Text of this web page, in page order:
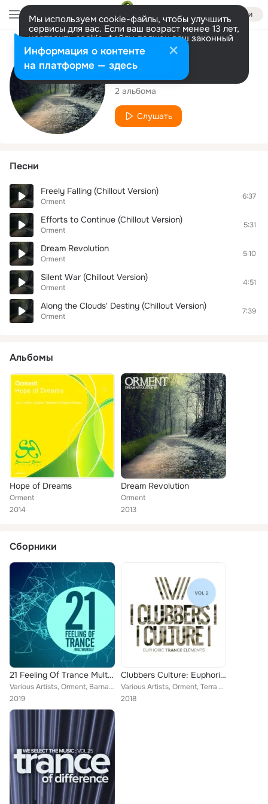
Войти
Мы используем cookie-файлы, чтобы улучшить
сервисы для вас. Если ваш возраст менее 13 лет,
настроить cookie-файлы должен ваш законный
представитель. Больше информации
Разрешить все Настроить
Исполнитель
Orment
2 альбома
Слушать
Песни
Freely Falling (Chillout Version)
Orment
6:37
Efforts to Continue (Chillout Version)
Orment
5:31
Dream Revolution
Orment
5:10
Silent War (Chillout Version)
Orment
4:51
Along the Clouds' Destiny (Chillout Version)
Orment
7:39
Альбомы
Hope of Dreams
Orment
2014
Dream Revolution
Orment
2013
Сборники
21 Feeling Of Trance Multibundle
Various Artists, Orment, Barna, Olegparadox, Dave, Riser, Beat Anatomy, Magnetic Sciences, Rolfiek, Cycle End, Giovannie De Sade...
2019
Clubbers Culture: Euphoric Trance Elements, Vol.2
Various Artists, Orment, Terra V., Lakistrikes, Bossa Sopianee, George Kamelon, C.I.A.T., Karimstar, Etasonic, Sygnus
2018
Информация о контенте
на платформе — здесь